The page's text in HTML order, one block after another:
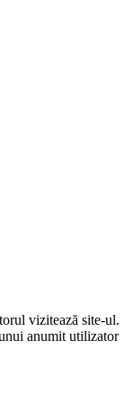
vizitează site-ul.
anumit utilizator